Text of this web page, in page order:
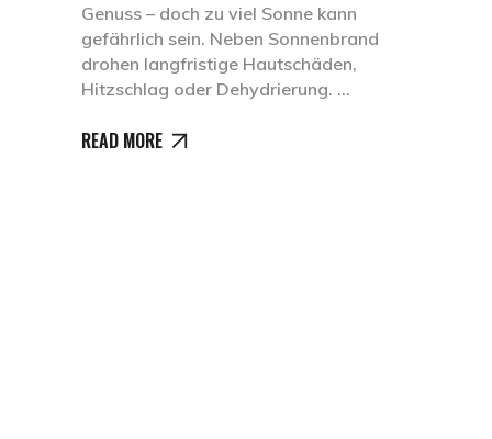
Genuss – doch zu viel Sonne kann
gefährlich sein. Neben Sonnenbrand
drohen langfristige Hautschäden,
Hitzschlag oder Dehydrierung.
READ MORE